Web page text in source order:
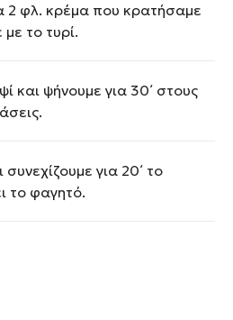
2 φλ. κρέμα που κρατήσαμε
το τυρί.
και ψήνουμε για 30΄ στους
για 20΄ το
το φαγητό.